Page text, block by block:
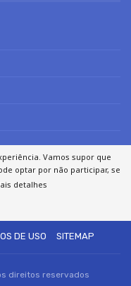
DE USO SITEMAP
direitos reservados
Vamos supor que
optar por não participar, se
detalhes